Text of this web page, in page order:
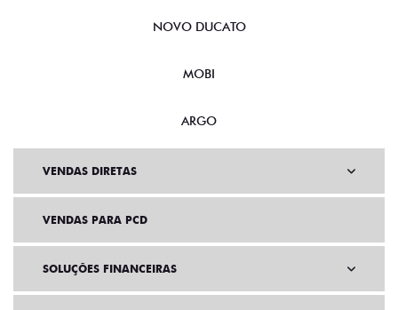
NOVO DUCATO
MOBI
ARGO
VENDAS DIRETAS
VENDAS PARA PCD
SOLUÇÕES FINANCEIRAS